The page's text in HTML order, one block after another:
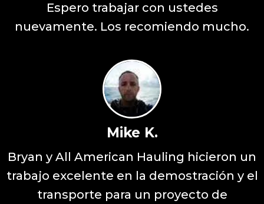
Espero trabajar con ustedes
nuevamente. Los recomiendo mucho.
Mike K.
Bryan y All American Hauling hicieron un
trabajo excelente en la demostración y el
transporte para un proyecto de